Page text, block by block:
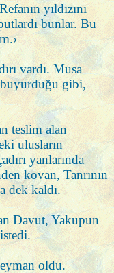
yıldızını
bunlar. Bu
vardı. Musa
buyurduğu gibi,
teslim alan
ulusların
yanlarında
kovan, Tanrının
dek kaldı.
Davut, Yakupun
oldu.